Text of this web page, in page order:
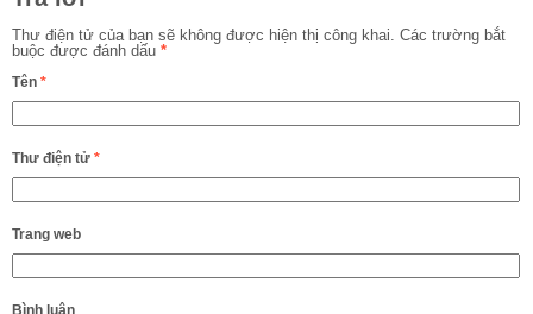
Thư điện tử của bạn sẽ không được hiện thị công khai. Các trường bắt
buộc được đánh dấu *
Tên *
Thư điện tử *
Trang web
Bình luận